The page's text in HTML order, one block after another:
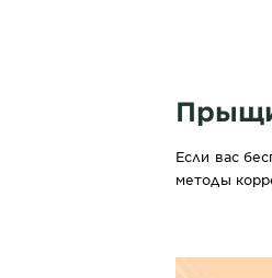
Если вас
методы